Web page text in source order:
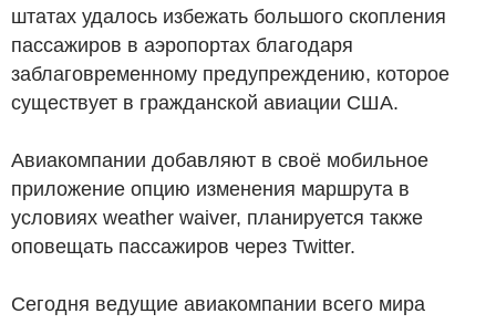
штатах удалось избежать большого скопления
пассажиров в аэропортах благодаря
заблаговременному предупреждению, которое
существует в гражданской авиации США.
Авиакомпании добавляют в своё мобильное
приложение опцию изменения маршрута в
условиях weather waiver, планируется также
оповещать пассажиров через Twitter.
Сегодня ведущие авиакомпании всего мира